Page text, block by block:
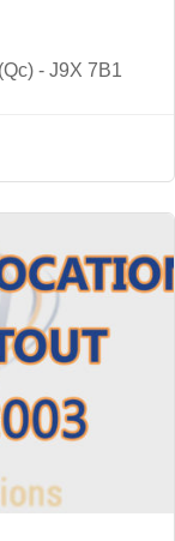
- J9X 7B1